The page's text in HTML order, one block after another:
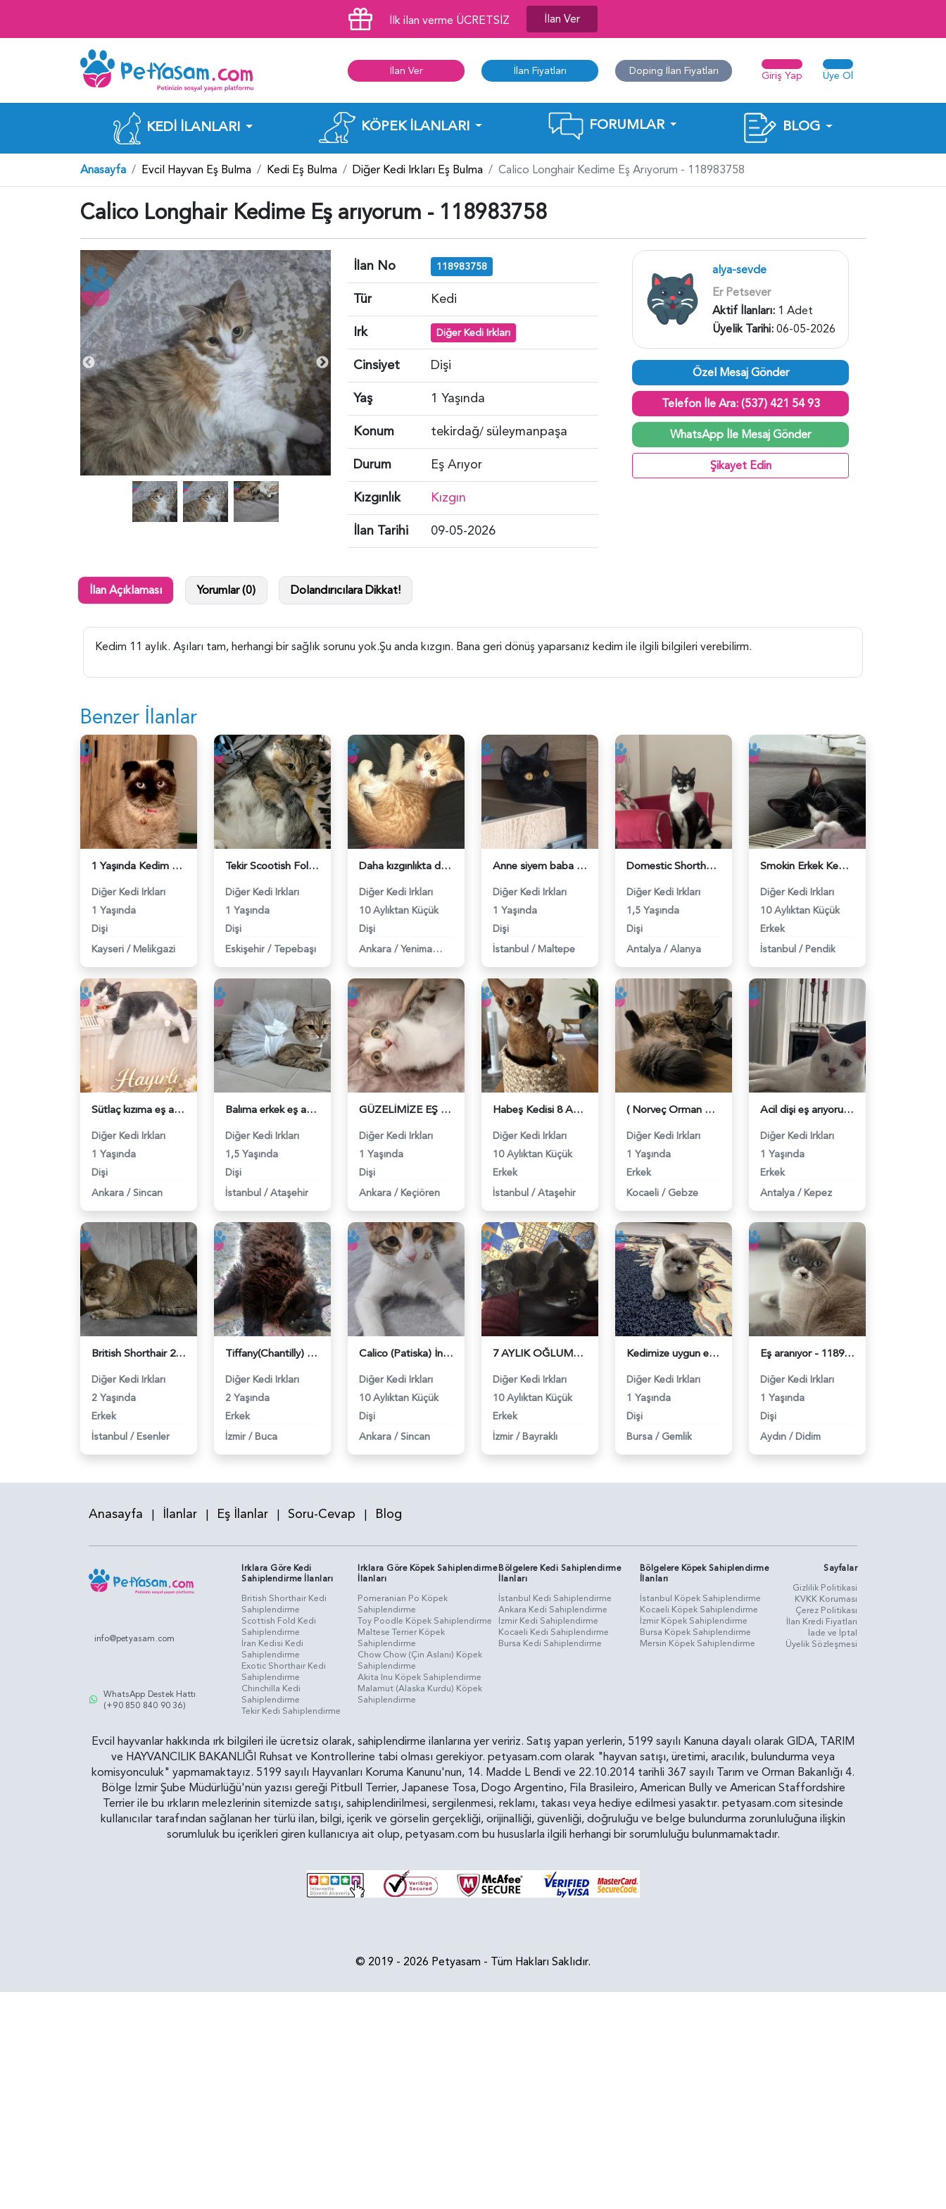
İlk ilan verme ÜCRETSİZ İlan Ver
İlan Ver İlan Fiyatları Doping İlan Fiyatları Giriş Yap Üye Ol
KEDI İLANLARI KÖPEK İLANLARI FORUMLAR BLOG
Anasayfa Evcil Hayvan Eş Bulma Kedi Eş Bulma Diğer Kedi Irkları Eş Bulma Calico Longhair Kedime Eş Arıyorum - 118983758
Calico Longhair Kedime Eş arıyorum - 118983758
İlan No 118983758
Tür
Kedi
Irk
Diğer Kedi Irkları
Cinsiyet
Dişi
Yaş
1 Yaşında
Konum
tekirdağ/süleymanpaşa
Durum
Eş Arıyor
Kızgınlık
Kızgın
İlan Tarihi
09-05-2026
alya-sevde
Er Petsever
Aktif İlanları: 1 Adet
Üyelik Tarihi:06-05-2026
Özel Mesaj Gönder
Telefon İle Ara: (537) 421 54 93
WhatsApp İle Mesaj Gönder
Şikayet Edin
İlan Açıklaması Yorumlar (0) Dolandırıcılara Dikkat!
Kedim 11 aylık. Aşıları tam, herhangi bir sağlık sorunu yok.Şu anda kızgın. Bana geri dönüş yaparsanız kedim ile ilgili bilgileri verebilirm.
Benzer İlanlar
1 Yaşında Kedim Kızgınlıkta - 118984076
Diğer Kedi Irkları
1 Yaşında
Dişi
Kayseri / Melikgazi
Tekir Scootish Fold Kırması Kızım için eş ariyorum - 118983940
Diğer Kedi Irkları
1 Yaşında
Dişi
Eskişehir / Tepebaşı
Daha kızgınlıkta değil kızımız - 118983900
Diğer Kedi Irkları
10 Aylıktan Küçük
Dişi
Ankara / Yenimahalle
Anne siyem baba british erkek damat alıyoruz - 118983718
Diğer Kedi Irkları
1 Yaşında
Dişi
İstanbul / Maltepe
Domestic Shorthair cinsi kızıma erkek arıyoruz - 118983676
Diğer Kedi Irkları
1,5 Yaşında
Dişi
Antalya / Alanya
Smokin Erkek Kedime Eş Arıyorum - 118983254
Diğer Kedi Irkları
10 Aylıktan Küçük
Erkek
İstanbul / Pendik
Sütlaç kızıma eş arıyorum - 118982978
Diğer Kedi Irkları
1 Yaşında
Dişi
Ankara / Sincan
Balıma erkek eş arıyoruz - 118982944
Diğer Kedi Irkları
1,5 Yaşında
Dişi
İstanbul / Ataşehir
GÜZELİMİZE EŞ ARIYORUZ - 118982247
Diğer Kedi Irkları
1 Yaşında
Dişi
Ankara / Keçiören
Habeş Kedisi 8 Aylık Eş Arıyor - 118982241
Diğer Kedi Irkları
10 Aylıktan Küçük
Erkek
İstanbul / Ataşehir
( Norveç Orman Kedisi - Chinchilla ) Oğlumuz için eş arıyoruz - 118982075
Diğer Kedi Irkları
1 Yaşında
Erkek
Kocaeli / Gebze
Acil dişi eş arıyoruz - 118982009
Diğer Kedi Irkları
1 Yaşında
Erkek
Antalya / Kepez
British Shorthair 2 Yaşında Kedim Eş Arıyor - 118981689
Diğer Kedi Irkları
2 Yaşında
Erkek
İstanbul / Esenler
Tiffany(Chantilly) Zeytin Eş Arıyor - 118981690
Diğer Kedi Irkları
2 Yaşında
Erkek
İzmir / Buca
Calico (Patiska) İnci kızıma eş arıyorum - 118981410
Diğer Kedi Irkları
10 Aylıktan Küçük
Dişi
Ankara / Sincan
7 AYLIK OĞLUMA EŞ ARIYORUM - 118981375
Diğer Kedi Irkları
10 Aylıktan Küçük
Erkek
İzmir / Bayraklı
Kedimize uygun erkek eş arıyoruz - 118980903
Diğer Kedi Irkları
1 Yaşında
Dişi
Bursa / Gemlik
Eş aranıyor - 118978577
Diğer Kedi Irkları
1 Yaşında
Dişi
Aydın / Didim
Anasayfa | İlanlar | Eş İlanlar | Soru-Cevap | Blog
info@petyasam.com
WhatsApp Destek Hattı
(+90 850 840 90 36)
Irklara Göre Kedi
Sahiplendirme İlanları
British Shorthair Kedi
Sahiplendirme
Scottish Fold Kedi
Sahiplendirme
İran Kedisi Kedi
Sahiplendirme
Exotic Shorthair Kedi
Sahiplendirme
Chinchilla Kedi
Sahiplendirme
Tekir Kedi Sahiplendirme
Irklara Göre Köpek Sahiplendirme
İlanları
Pomeranian Po Köpek
Sahiplendirme
Toy Poodle Köpek Sahiplendirme
Maltese Terrier Köpek
Sahiplendirme
Chow Chow (Çin Aslanı) Köpek
Sahiplendirme
Akita Inu Köpek Sahiplendirme
Malamut (Alaska Kurdu) Köpek
Sahiplendirme
Bölgelere Kedi Sahiplendirme
İlanları
İstanbul Kedi Sahiplendirme
Ankara Kedi Sahiplendirme
İzmir Kedi Sahiplendirme
Kocaeli Kedi Sahiplendirme
Bursa Kedi Sahiplendirme
Bölgelere Köpek Sahiplendirme
İlanları
İstanbul Köpek Sahiplendirme
Kocaeli Köpek Sahiplendirme
İzmir Köpek Sahiplendirme
Bursa Köpek Sahiplendirme
Mersin Köpek Sahiplendirme
Sayfalar
Gizlilik Politikasi
KVKK Koruması
Çerez Politikası
İlan Kredi Fiyatları
İade ve İptal
Üyelik Sözleşmesi
Evcil hayvanlar hakkında ırk bilgileri ile ücretsiz olarak, sahiplendirme ilanlarına yer veririz. Satış yapan yerlerin, 5199 sayılı Kanuna dayalı olarak GIDA, TARIM
ve HAYVANCILIK BAKANLIĞI Ruhsat ve Kontrollerine tabi olması gerekiyor. petyasam.com olarak "hayvan satışı, üretimi, aracılık, bulundurma veya
komisyonculuk" yapmamaktayız. 5199 sayılı Hayvanları Koruma Kanunu'nun, 14. Madde L Bendi ve 22.10.2014 tarihli 367 sayılı Tarım ve Orman Bakanlığı 4.
Bölge İzmir Şube Müdürlüğü'nün yazısı gereği Pitbull Terrier, Japanese Tosa, Dogo Argentino, Fila Brasileiro, American Bully ve American Staffordshire
Terrier ile bu ırkların melezlerinin sitemizde satışı, sahiplendirilmesi, sergilenmesi, reklamı, takası veya hediye edilmesi yasaktır. petyasam.com sitesinde
kullanıcılar tarafından sağlanan her türlü ilan, bilgi, içerik ve görselin gerçekliği, orijinalliği, güvenliği, doğruluğu ve belge bulundurma zorunluluğuna ilişkin
sorumluluk bu içerikleri giren kullanıcıya ait olup, petyasam.com bu hususlarla ilgili herhangi bir sorumluluğu bulunmamaktadır.
© 2019 - 2026 Petyasam - Tüm Hakları Saklıdır.